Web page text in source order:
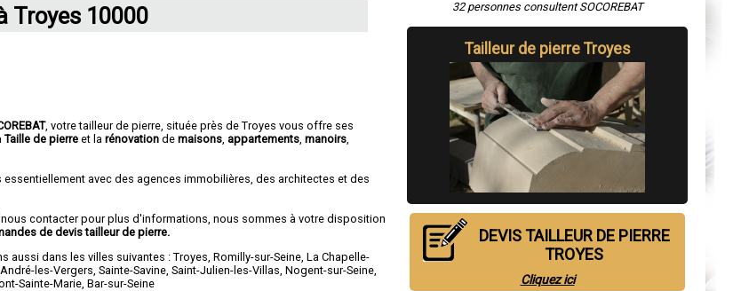
Troyes 10000
,votre tailleur de pierre , située près de Troyes vous offre ses
Taille de pierre et larénovation demaisons appartements ,manoirs
essentiellement avec des agences immobilières, des architectes et des
contacter pour plus d'informations, nous sommes à votre disposition
de devis tailleur de pierre.
aussi dans les villes suivantes :Troyes ,Romilly-sur-Seine ,La Chapelle-
les-Vergers ,Sainte-Savine ,Saint-Julien-les-Villas ,Nogent-sur-Seine
Sainte-Marie ,Bar-sur-Seine
32 personnes consultent SOCOREBAT
Tailleur de pierre Troyes
DEVIS TAILLEUR DE PIERRE
TROYES
Cliquez ici